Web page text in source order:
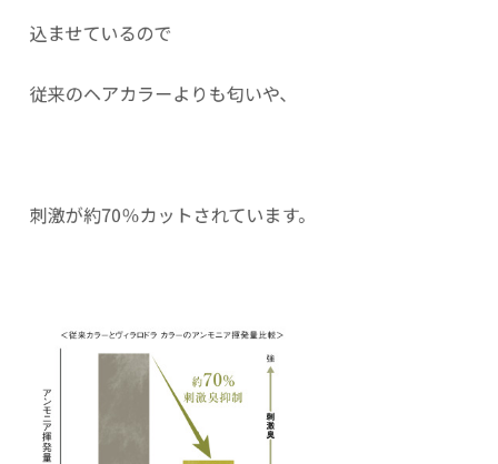
込ませているので
従来のヘアカラーよりも匂いや、
刺激が約70％カットされています。